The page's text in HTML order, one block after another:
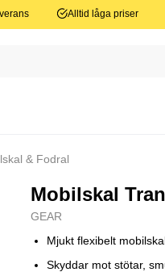
Alltid låga priser
& Fodral
Mobilskal
GEAR
Mjukt flexibelt
Skyddar mot stötar,